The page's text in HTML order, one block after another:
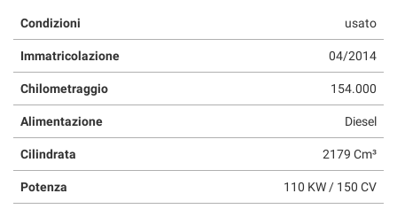
Condizioni usato
Immatricolazione 04/2014
Chilometraggio 154.000
Alimentazione Diesel
Cilindrata 2179 Cm³
Potenza 110 KW / 150 CV
rimanda
alla
cookie
Puoi
rivedere
e
modificare
le
tue
scelte